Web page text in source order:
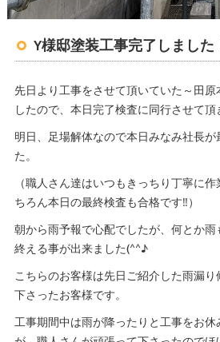
Y様邸塗装工事完了しました
先日より工事をさせて頂いていた～田原
したので、本日完了検査に同行させて頂
明日、足場解体なので本日みなみ社長
た。
（職人さん達はいつもきっちり丁寧に
ちろん本日の最終検査も合格です‼）
朝から雨予報で心配でしたが、何とか
終える事が出来ました(^^♪
こちらのお客様は先日ご紹介した雨漏
下さったお客様です。
工事期間中は雨が降ったりと工事をお